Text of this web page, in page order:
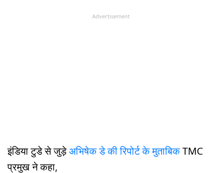
Advertisement
इंडिया टुडे से जुड़ेअभिषेक डे की रिपोर्ट के मुताबिकTMC
प्रमुख ने कहा,